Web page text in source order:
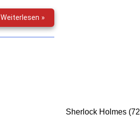
Weiterlesen »Die
Heldentaten
des
Sherlock Holmes